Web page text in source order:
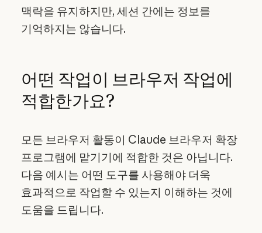
맥락을 유지하지만, 세션 간에는 정보를
기억하지는 않습니다.
어떤 작업이 브라우저 작업에
적합한가요?
모든 브라우저 활동이 Claude 브라우저 확장
프로그램에 맡기기에 적합한 것은 아닙니다.
다음 예시는 어떤 도구를 사용해야 더욱
효과적으로 작업할 수 있는지 이해하는 것에
도움을 드립니다.